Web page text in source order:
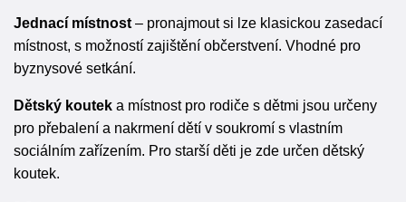
Jednací místnost – pronajmout si lze klasickou zasedací
místnost, s možností zajištění občerstvení. Vhodné pro
byznysové setkání.
Dětský koutek a místnost pro rodiče s dětmi jsou určeny
pro přebalení a nakrmení dětí v soukromí s vlastním
sociálním zařízením. Pro starší děti je zde určen dětský
koutek.